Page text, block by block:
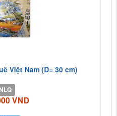
Việt Nam (D= 30 cm)
NLQ
VND